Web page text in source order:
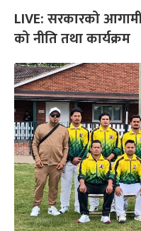
LIVE: सरकारको
को नीति तथा कार्यक्रम